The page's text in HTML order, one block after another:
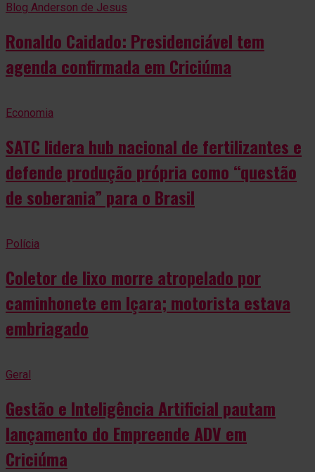
Blog Anderson de Jesus
Ronaldo Caidado: Presidenciável tem
agenda confirmada em Criciúma
Economia
SATC lidera hub nacional de fertilizantes e
defende produção própria como “questão
de soberania” para o Brasil
Polícia
Coletor de lixo morre atropelado por
caminhonete em Içara; motorista estava
embriagado
Geral
Gestão e Inteligência Artificial pautam
lançamento do Empreende ADV em
Criciúma